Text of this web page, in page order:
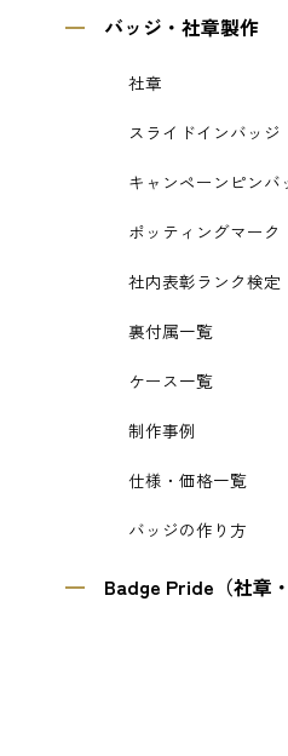
バッジ・社章製作
社章
スライドインバッジ
キャンペーンピンバ
ポッティングマーク
社内表彰ランク検定
裏付属一覧
ケース一覧
制作事例
仕様・価格一覧
バッジの作り方
Badge Pride（社章